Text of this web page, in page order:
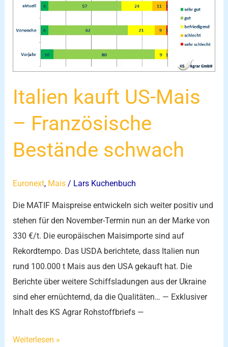
Italien kauft US-Mais
– Französische
Bestände schwach
Euronext, Mais / Lars Kuchenbuch
Die MATIF Maispreise entwickeln sich weiter positiv und
stehen für den November-Termin nun an der Marke von
330 €/t. Die europäischen Maisimporte sind auf
Rekordtempo. Das USDA berichtete, dass Italien nun
rund 100.000 t Mais aus den USA gekauft hat. Die
Berichte über weitere Schiffsladungen aus der Ukraine
sind eher ernüchternd, da die Qualitäten… — Exklusiver
Inhalt des KS Agrar Rohstoffbriefs —
US-
–
Französische
Bestände
Weiterlesen »